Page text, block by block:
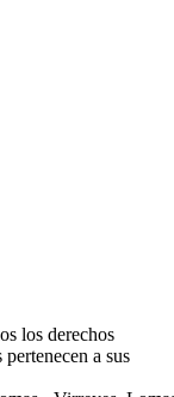
los derechos
a sus